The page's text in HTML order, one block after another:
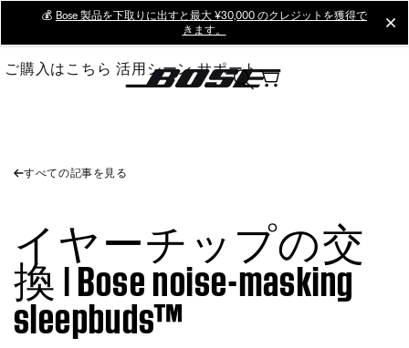
Main
💰 Bose 製品を下取りに出すと最大 ¥30,000 のクレジットを獲得で
きます。
ご購入はこちら 活用シーン サポート
すべての記事を見る
イヤーチップの交
換 | Bose noise-masking
sleepbuds™